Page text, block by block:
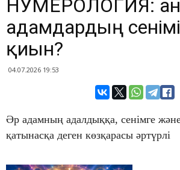
​НУМЕРОЛОГИЯ:
адамдардың
қиын?
04.07.2026 19:53
Әр адамның адалдыққа, сенімге
қатынасқа деген көзқарасы әртүрлі